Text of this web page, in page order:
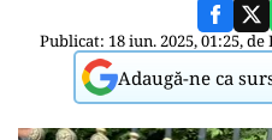
Publicat: 18 iun. 2025, 01:25, de
Adaugă-ne ca